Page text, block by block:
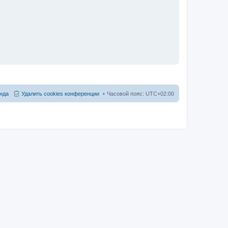
Часовой пояс: UTC+02:00
Удалить cookies конференции